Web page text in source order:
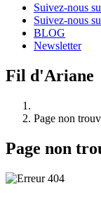
Suivez-nous
Suivez-nous
BLOG
Newsletter
Fil d'Ariane
Page non
Page non